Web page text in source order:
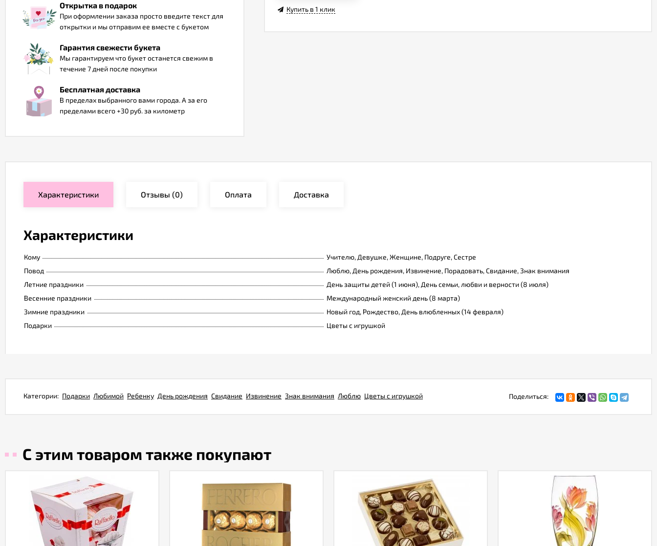
Открытка в подарок
При оформлении заказа просто введите текст для
открытки и мы отправим ее вместе с букетом
Гарантия свежести букета
Мы гарантируем что букет останется свежим в
течение 7 дней после покупки
Бесплатная доставка
В пределах выбранного вами города. А за его
пределами всего +30 руб. за километр
Купить в 1 клик
Характеристики Отзывы (0) Оплата Доставка
Характеристики
Кому
Учителю, Девушке, Женщине, Подруге, Сестре
Повод
Люблю, День рождения, Извинение, Порадовать, Свидание, Знак внимания
Летние праздники
День защиты детей (1 июня), День семьи, любви и верности (8 июля)
Весенние праздники
Международный женский день (8 марта)
Зимние праздники
Новый год, Рождество, День влюбленных (14 февраля)
Подарки
Цветы с игрушкой
Поделиться:
Категории: Подарки Любимой Ребенку День рождения Свидание Извинение Знак внимания Люблю Цветы с игрушкой
С этим товаром также покупают